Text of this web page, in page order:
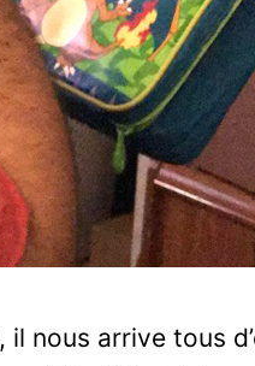
il nous arrive tous